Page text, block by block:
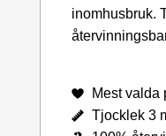
inomhusbruk.
Mest valda
Tjocklek 3